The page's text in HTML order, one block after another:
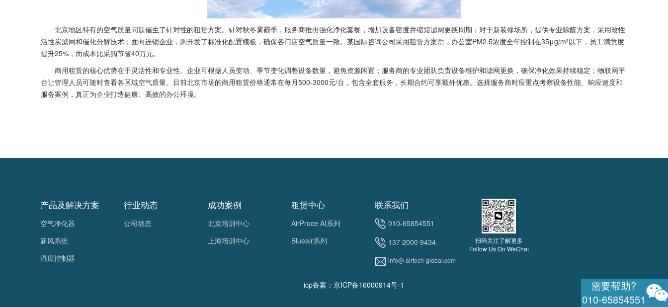
北京地区特有的空气质量问题催生了针对性的租赁方案。针对秋冬雾霾季，服务商推出强化净化套餐，增加设备密度并缩短滤网更换周期；对于新装修场所，提供专业除醛方案，采用改性
活性炭滤网和催化分解技术；面向连锁企业，则开发了标准化配置模板，确保各门店空气质量一致。某国际咨询公司采用租赁方案后，办公室PM2.5浓度全年控制在35μg/m³以下，员工满意度
提升25%，而成本比采购节省40万元。
商用租赁的核心优势在于灵活性和专业性。企业可根据人员变动、季节变化调整设备数量，避免资源闲置；服务商的专业团队负责设备维护和滤网更换，确保净化效果持续稳定；物联网平
台让管理人员可随时查看各区域空气质量。目前北京市场的商用租赁价格通常在每月500-3000元/台，包含全套服务，长期合约可享额外优惠。选择服务商时应重点考察设备性能、响应速度和
服务案例，真正为企业打造健康、高效的办公环境。
产品及解决方案
空气净化器
新风系统
湿度控制器
行业动态
公司动态
成功案例
北京培训中心
上海培训中心
租赁中心
AirProce AI系列
Blueair系列
联系我们
010-65854551
137 2000 9434
info@ airtech-global.com
扫码关注了解更多
Follow Us On WeChat
需要帮助?
010-65854551
icp备案：京ICP备16000914号-1